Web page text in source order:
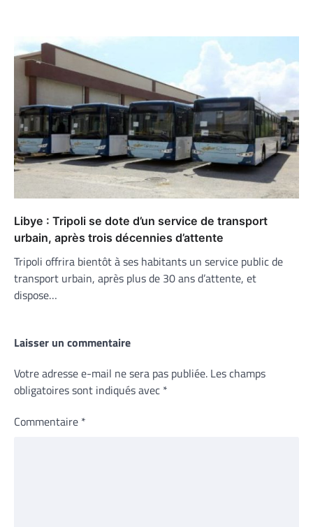
Libye : Tripoli se dote d’un service de transport
urbain, après trois décennies d’attente
Tripoli offrira bientôt à ses habitants un service public de
transport urbain, après plus de 30 ans d’attente, et
dispose…
Laisser un commentaire
Votre adresse e-mail ne sera pas publiée. Les champs
obligatoires sont indiqués avec *
Commentaire *